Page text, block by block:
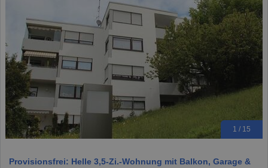
1 / 15
Provisionsfrei: Helle 3,5-Zi.-Wohnung mit Balkon, Garage &